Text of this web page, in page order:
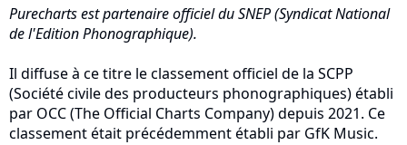
Purecharts est partenaire officiel du SNEP (Syndicat National
de l'Edition Phonographique).
Il diffuse à ce titre le classement officiel de la SCPP
(Société civile des producteurs phonographiques) établi
par OCC (The Official Charts Company) depuis 2021. Ce
classement était précédemment établi par GfK Music.